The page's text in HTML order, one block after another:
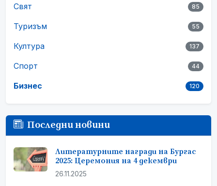
Свят 85
Туризъм 55
Култура 137
Спорт 44
Бизнес 120
Последни новини
Литературните награди на Бургас
2025: Церемония на 4 декември
26.11.2025